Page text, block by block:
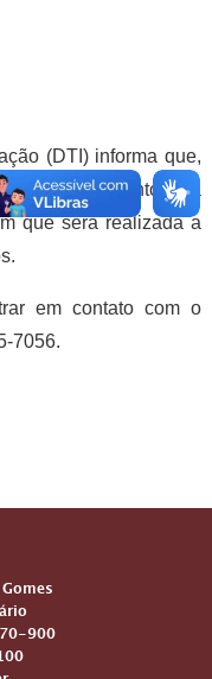
(DTI) informa que,
funcionamento será
que será realizada a
em contato com o
7056.
900